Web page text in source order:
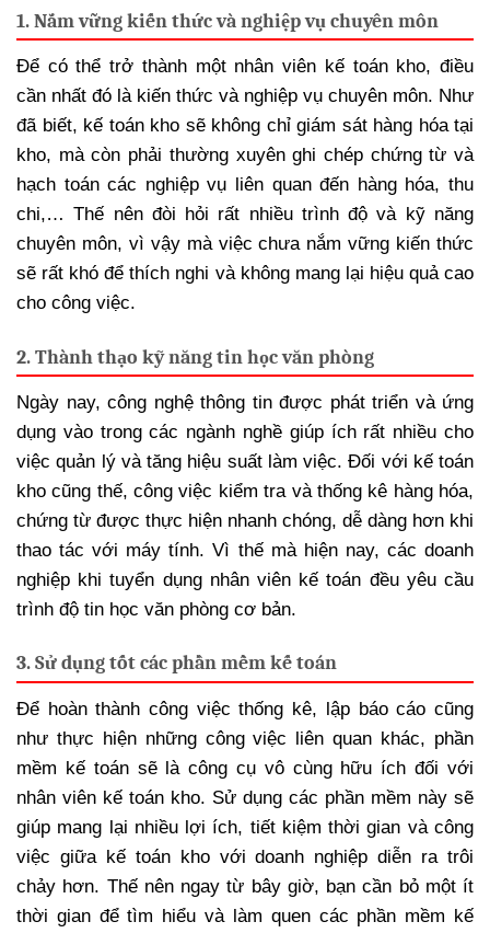
1. Nắm vững kiến thức và nghiệp vụ chuyên môn
Để có thể trở thành một nhân viên kế toán kho, điều
cần nhất đó là kiến thức và nghiệp vụ chuyên môn. Như
đã biết, kế toán kho sẽ không chỉ giám sát hàng hóa tại
kho, mà còn phải thường xuyên ghi chép chứng từ và
hạch toán các nghiệp vụ liên quan đến hàng hóa, thu
chi,… Thế nên đòi hỏi rất nhiều trình độ và kỹ năng
chuyên môn, vì vậy mà việc chưa nắm vững kiến thức
sẽ rất khó để thích nghi và không mang lại hiệu quả cao
cho công việc.
2. Thành thạo kỹ năng tin học văn phòng
Ngày nay, công nghệ thông tin được phát triển và ứng
dụng vào trong các ngành nghề giúp ích rất nhiều cho
việc quản lý và tăng hiệu suất làm việc. Đối với kế toán
kho cũng thế, công việc kiểm tra và thống kê hàng hóa,
chứng từ được thực hiện nhanh chóng, dễ dàng hơn khi
thao tác với máy tính. Vì thế mà hiện nay, các doanh
nghiệp khi tuyển dụng nhân viên kế toán đều yêu cầu
trình độ tin học văn phòng cơ bản.
3. Sử dụng tốt các phần mềm kế toán
Để hoàn thành công việc thống kê, lập báo cáo cũng
như thực hiện những công việc liên quan khác, phần
mềm kế toán sẽ là công cụ vô cùng hữu ích đối với
nhân viên kế toán kho. Sử dụng các phần mềm này sẽ
giúp mang lại nhiều lợi ích, tiết kiệm thời gian và công
việc giữa kế toán kho với doanh nghiệp diễn ra trôi
chảy hơn. Thế nên ngay từ bây giờ, bạn cần bỏ một ít
thời gian để tìm hiểu và làm quen các phần mềm kế